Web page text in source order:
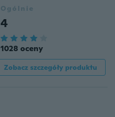
Ogólnie
4
1028 oceny
Zobacz szczegóły produktu